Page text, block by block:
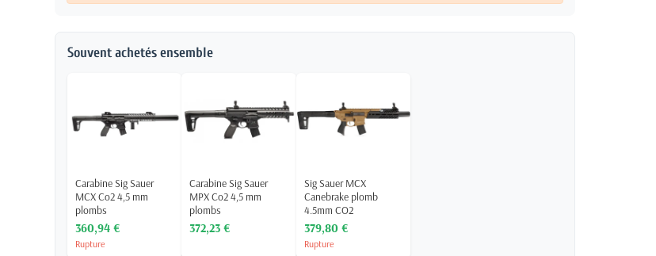
Souvent achetés ensemble
Carabine Sig Sauer
MCX Co2 4,5 mm
plombs
360,94 €
Rupture
Carabine Sig Sauer
MPX Co2 4,5 mm
plombs
372,23 €
Sig Sauer MCX
Canebrake plomb
4.5mm CO2
379,80 €
Rupture